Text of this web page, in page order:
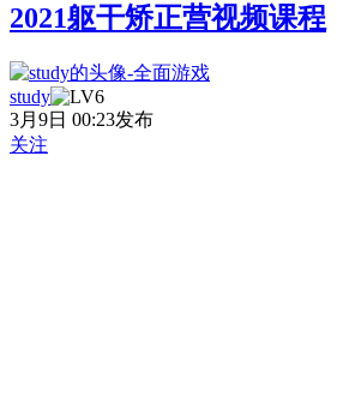
2021躯干矫正营视频课程
study
3月9日 00:23发布
关注